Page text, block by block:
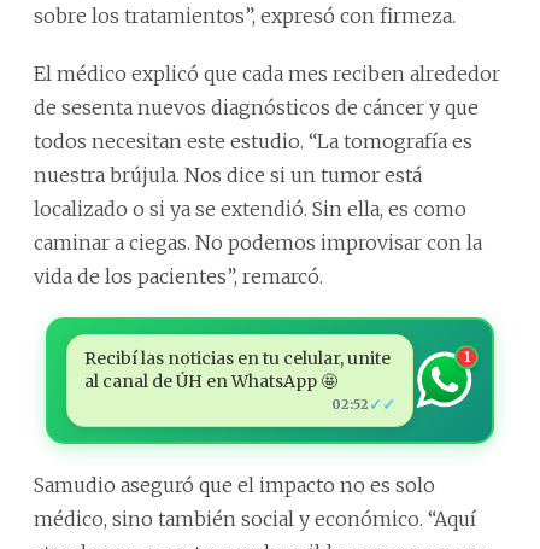
sobre los tratamientos”, expresó con firmeza.
El médico explicó que cada mes reciben alrededor
de sesenta nuevos diagnósticos de cáncer y que
todos necesitan este estudio. “La tomografía es
nuestra brújula. Nos dice si un tumor está
localizado o si ya se extendió. Sin ella, es como
caminar a ciegas. No podemos improvisar con la
vida de los pacientes”, remarcó.
Recibí las noticias en tu celular, unite
al canal de ÚH en WhatsApp 🤩
02:52 ✓✓
1
Samudio aseguró que el impacto no es solo
médico, sino también social y económico. “Aquí